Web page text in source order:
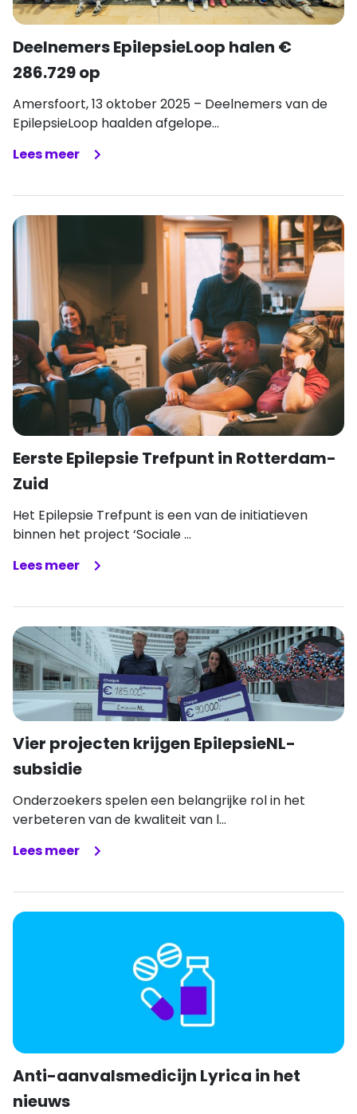
Deelnemers EpilepsieLoop halen €
286.729 op
Amersfoort, 13 oktober 2025 – Deelnemers van de
EpilepsieLoop haalden afgelope...
Lees meer
Eerste Epilepsie Trefpunt in Rotterdam-
Zuid
Het Epilepsie Trefpunt is een van de initiatieven
binnen het project ‘Sociale ...
Lees meer
Vier projecten krijgen EpilepsieNL-
subsidie
Onderzoekers spelen een belangrijke rol in het
verbeteren van de kwaliteit van l...
Lees meer
Anti-aanvalsmedicijn Lyrica in het
nieuws